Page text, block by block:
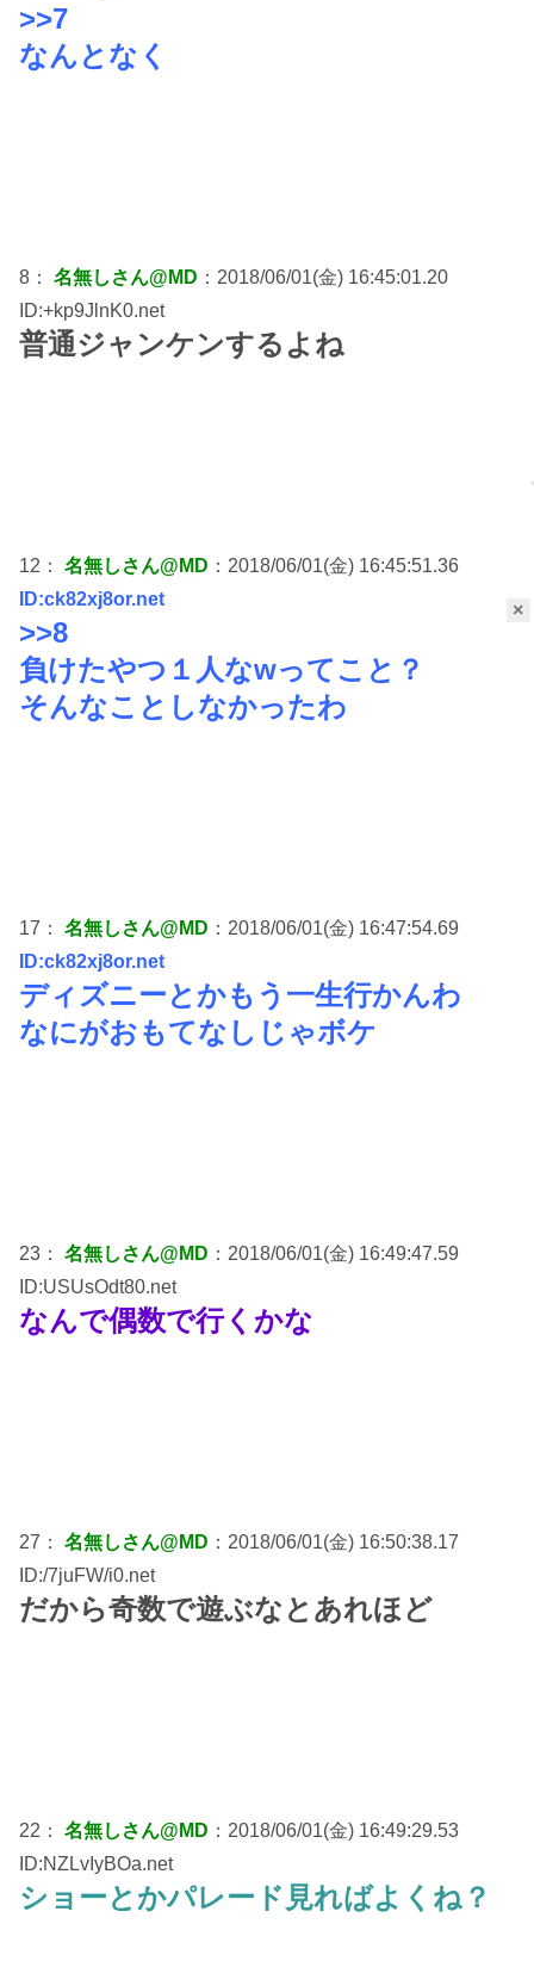
×
>>7
なんとなく
8： 名無しさん@MD ：2018/06/01(金) 16:45:01.20
ID:+kp9JlnK0.net
普通ジャンケンするよね
12： 名無しさん@MD ：2018/06/01(金) 16:45:51.36
ID:ck82xj8or.net
>>8
負けたやつ１人なwってこと？
そんなことしなかったわ
17： 名無しさん@MD ：2018/06/01(金) 16:47:54.69
ID:ck82xj8or.net
ディズニーとかもう一生行かんわ
なにがおもてなしじゃボケ
23： 名無しさん@MD ：2018/06/01(金) 16:49:47.59
ID:USUsOdt80.net
なんで偶数で行くかな
27： 名無しさん@MD ：2018/06/01(金) 16:50:38.17
ID:/7juFW/i0.net
だから奇数で遊ぶなとあれほど
22： 名無しさん@MD ：2018/06/01(金) 16:49:29.53
ID:NZLvIyBOa.net
ショーとかパレード見ればよくね？